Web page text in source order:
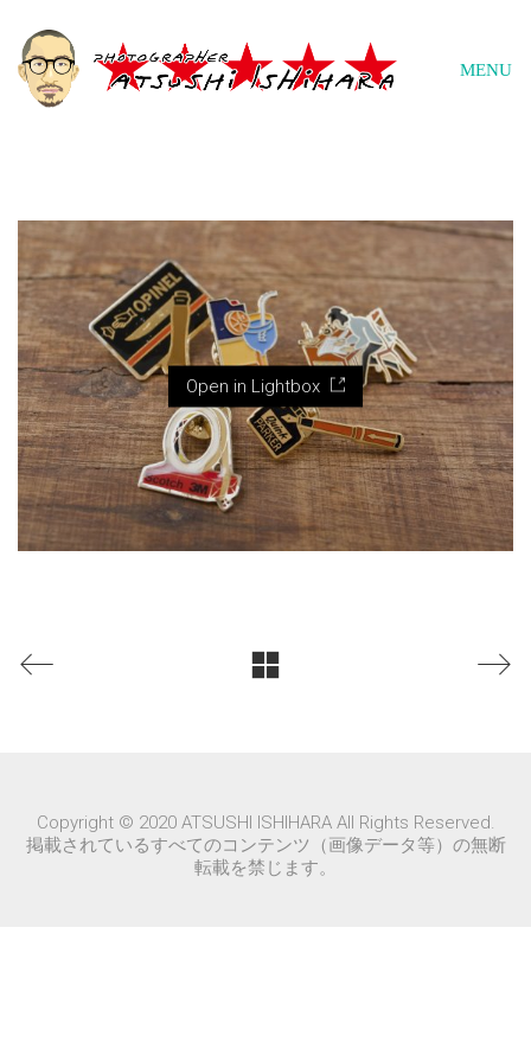
MENU
Open in Lightbox
Copyright © 2020 ATSUSHI ISHIHARA All Rights Reserved.
掲載されているすべてのコンテンツ（画像データ等）の無断
転載を禁じます。